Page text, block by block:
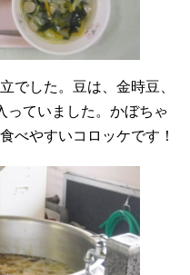
でした。豆は、金時豆、
っていました。かぼちゃ
べやすいコロッケです！